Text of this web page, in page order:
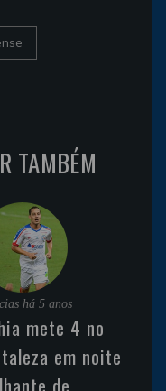
TAMBÉM
há 5 anos
mete 4 no
em noite
de